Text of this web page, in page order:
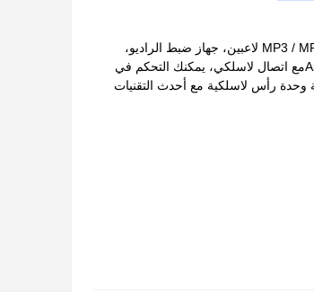
يقدم جديد دين مزدوج دين المتنقلات متعددة الوسائط الملاحة جي بي إس، مزيج مثالي من GPS المدمجة في، MP3 / MP4 لاعبين، جهاز ضبط الراديو،
شاشة اللمس، و واي فاي.يحتوي نظام ستيريو السيارة هذا المثبت على لوحة القيادة على وحدة رأس Android Autoمع اتصال لاسلكي، يمكنك التحكم في
وحدة رأس لاسلكية مع أحدث التقنيات